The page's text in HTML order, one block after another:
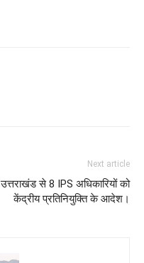
Next article
उत्तराखंड से 8 IPS अधिकारियों को
केंद्रीय प्रतिनियुक्ति के आदेश।